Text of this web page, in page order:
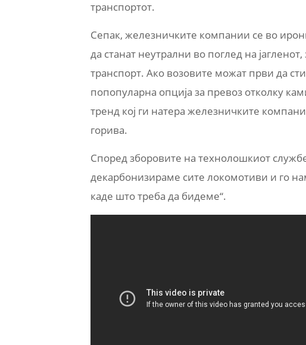
транспортот.
Сепак, железничките компании се во
да станат неутрални во поглед на
транспорт. Ако возовите можат први да
попопуларна опција за превоз отколку
тренд кој ги натера железничките
горива.
Според зборовите на технолошкиот
декарбонизираме сите локомотиви и го
каде што треба да бидеме“.